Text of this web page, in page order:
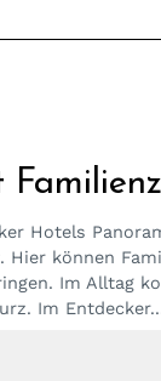
Hotels
Hier können
Im Alltag
Im